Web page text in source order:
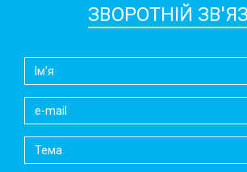
ЗВОРОТНІЙ